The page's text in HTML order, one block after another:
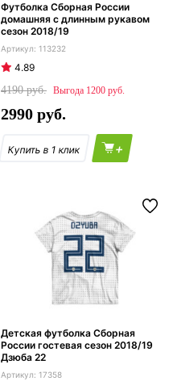
Футболка Сборная России
домашняя с длинным рукавом
сезон 2018/19
113232
4.89
4190
1200
2990
+
Детская футболка Сборная
России гостевая сезон 2018/19
Дзюба 22
17358